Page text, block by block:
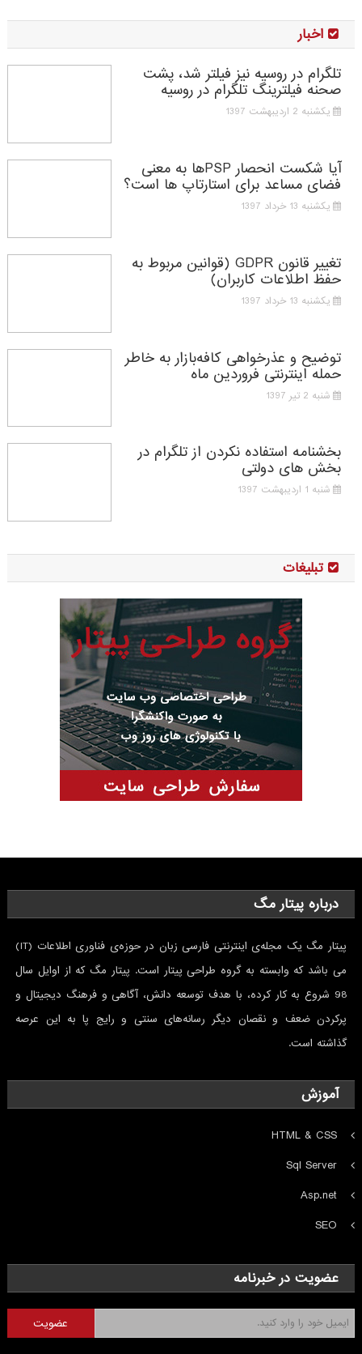
اخبار
تلگرام در روسیه نیز فیلتر شد، پشت
صحنه فیلترینگ تلگرام در روسیه
یکشنبه 2 اردیبهشت 1397
آیا شکست انحصار PSPها به معنی
فضای مساعد برای استارتاپ ها است؟
یکشنبه 13 خرداد 1397
تغییر قانون GDPR (قوانین مربوط به
حفظ اطلاعات کاربران)
یکشنبه 13 خرداد 1397
توضیح و عذرخواهی کافه‌بازار به خاطر
حمله اینترنتی فروردین ماه
شنبه 2 تیر 1397
بخشنامه استفاده نکردن از تلگرام در
بخش های دولتی
شنبه 1 اردیبهشت 1397
تبلیغات
درباره پیتار مگ
پیتار مگ یک مجله‌ی اینترنتی فارسی ‌زبان در حوزه‌ی فناوری اطلاعات (IT)
می باشد که وابسته به گروه طراحی پیتار است. پیتار مگ که از اوایل سال
98 شروع به کار کرده، با هدف توسعه دانش، آگاهی و فرهنگ دیجیتال و
پرکردن ضعف و نقصان ديگر رسانه‌های سنتی و رايج پا به این عرصه
گذاشته است.
آموزش
HTML & CSS
Sql Server
Asp.net
SEO
عضویت در خبرنامه